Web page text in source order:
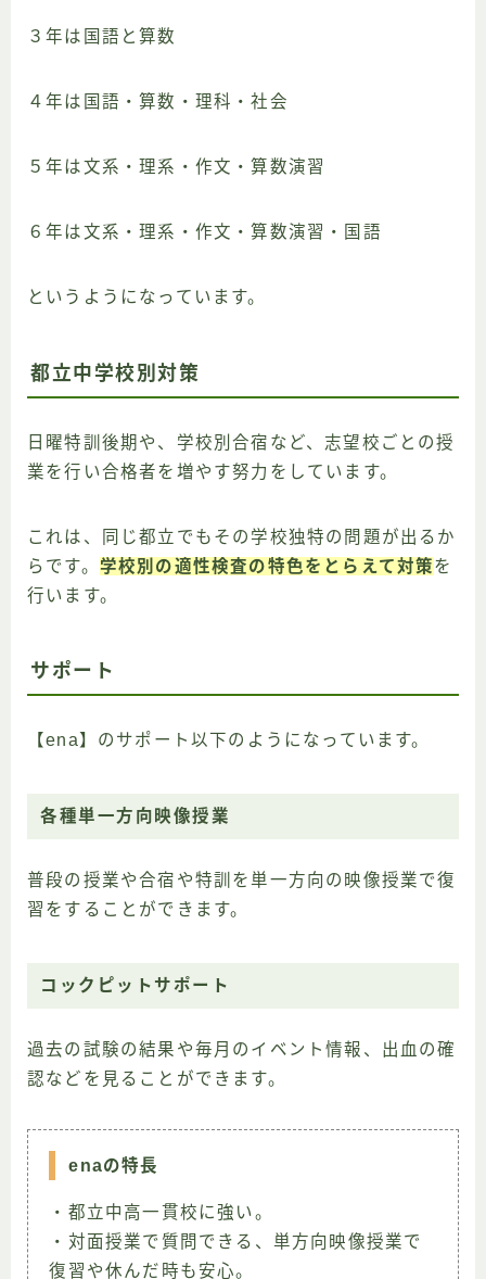
３年は国語と算数
４年は国語・算数・理科・社会
５年は文系・理系・作文・算数演習
６年は文系・理系・作文・算数演習・国語
というようになっています。
都立中学校別対策
日曜特訓後期や、学校別合宿など、志望校ごとの授
業を行い合格者を増やす努力をしています。
これは、同じ都立でもその学校独特の問題が出るか
らです。 学校別の適性検査の特色をとらえて対策を
行います。
サポート
【ena】のサポート以下のようになっています。
各種単一方向映像授業
普段の授業や合宿や特訓を単一方向の映像授業で復
習をすることができます。
コックピットサポート
過去の試験の結果や毎月のイベント情報、出血の確
認などを見ることができます。
enaの特長
・都立中高一貫校に強い。
・対面授業で質問できる、単方向映像授業で
復習や休んだ時も安心。